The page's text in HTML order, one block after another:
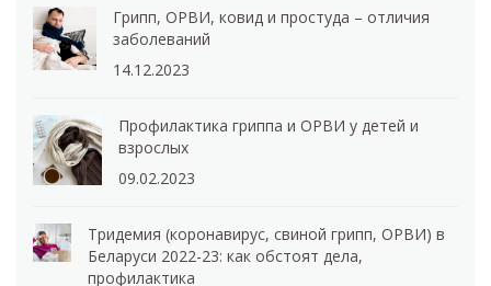
Грипп, ОРВИ, ковид и простуда – отличия
заболеваний
14.12.2023
Профилактика гриппа и ОРВИ у детей и
взрослых
09.02.2023
Тридемия (коронавирус, свиной грипп, ОРВИ) в
Беларуси 2022-23: как обстоят дела,
профилактика